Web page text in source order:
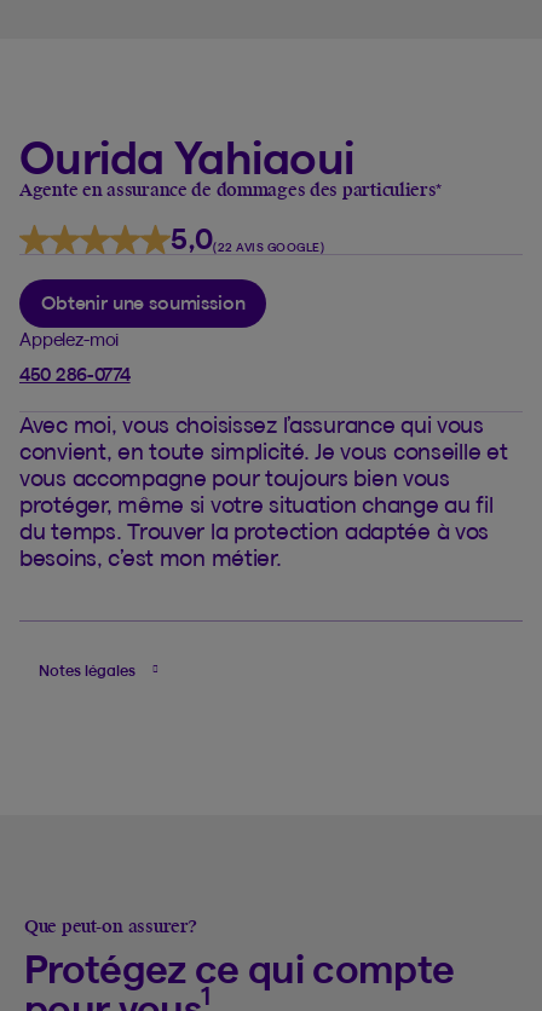
Ourida Yahiaoui
Agente en assurance de dommages des particuliers*
5,0(22 AVIS GOOGLE)
Appelez-moi
450 286-0774
Obtenir une soumission
Avec moi, vous choisissez l’assurance qui vous
convient, en toute simplicité. Je vous conseille et
vous accompagne pour toujours bien vous
protéger, même si votre situation change au fil
du temps. Trouver la protection adaptée à vos
besoins, c’est mon métier.
Notes légales
Que peut-on assurer?
Protégez ce qui compte
1